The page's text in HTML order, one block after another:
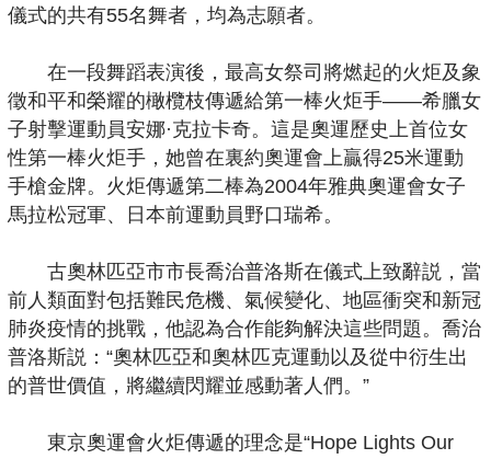
儀式的共有55名舞者，均為志願者。
在一段舞蹈表演後，最高女祭司將燃起的火炬及象
徵和平和榮耀的橄欖枝傳遞給第一棒火炬手——希臘女
子射擊運動員安娜·克拉卡奇。這是奧運歷史上首位女
性第一棒火炬手，她曾在裏約奧運會上贏得25米運動
手槍金牌。火炬傳遞第二棒為2004年雅典奧運會女子
馬拉松冠軍、日本前運動員野口瑞希。
古奧林匹亞市市長喬治普洛斯在儀式上致辭説，當
前人類面對包括難民危機、氣候變化、地區衝突和新冠
肺炎疫情的挑戰，他認為合作能夠解決這些問題。喬治
普洛斯説：“奧林匹亞和奧林匹克運動以及從中衍生出
的普世價值，將繼續閃耀並感動著人們。”
東京奧運會火炬傳遞的理念是“Hope Lights Our